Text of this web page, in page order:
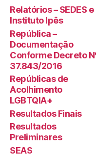
Relatórios – SEDES e
Instituto Ipês
República –
Documentação
Conforme Decreto
37.843/2016
Repúblicas de
Acolhimento
LGBTQIA+
Resultados Finais
Resultados
Preliminares
SEAS